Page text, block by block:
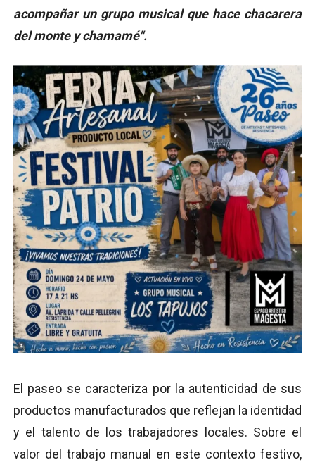
acompañar un grupo musical que hace chacarera
del monte y chamamé".
El paseo se caracteriza por la autenticidad de sus
productos manufacturados que reflejan la identidad
y el talento de los trabajadores locales. Sobre el
valor del trabajo manual en este contexto festivo,